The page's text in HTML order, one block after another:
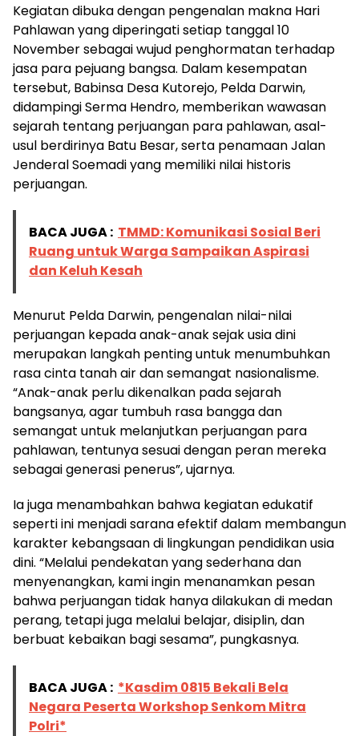
Kegiatan dibuka dengan pengenalan makna Hari
Pahlawan yang diperingati setiap tanggal 10
November sebagai wujud penghormatan terhadap
jasa para pejuang bangsa. Dalam kesempatan
tersebut, Babinsa Desa Kutorejo, Pelda Darwin,
didampingi Serma Hendro, memberikan wawasan
sejarah tentang perjuangan para pahlawan, asal-
usul berdirinya Batu Besar, serta penamaan Jalan
Jenderal Soemadi yang memiliki nilai historis
perjuangan.
BACA JUGA : TMMD: Komunikasi Sosial Beri
Ruang untuk Warga Sampaikan Aspirasi
dan Keluh Kesah
Menurut Pelda Darwin, pengenalan nilai-nilai
perjuangan kepada anak-anak sejak usia dini
merupakan langkah penting untuk menumbuhkan
rasa cinta tanah air dan semangat nasionalisme.
“Anak-anak perlu dikenalkan pada sejarah
bangsanya, agar tumbuh rasa bangga dan
semangat untuk melanjutkan perjuangan para
pahlawan, tentunya sesuai dengan peran mereka
sebagai generasi penerus”, ujarnya.
Ia juga menambahkan bahwa kegiatan edukatif
seperti ini menjadi sarana efektif dalam membangun
karakter kebangsaan di lingkungan pendidikan usia
dini. “Melalui pendekatan yang sederhana dan
menyenangkan, kami ingin menanamkan pesan
bahwa perjuangan tidak hanya dilakukan di medan
perang, tetapi juga melalui belajar, disiplin, dan
berbuat kebaikan bagi sesama”, pungkasnya.
BACA JUGA : *Kasdim 0815 Bekali Bela
Negara Peserta Workshop Senkom Mitra
Polri*